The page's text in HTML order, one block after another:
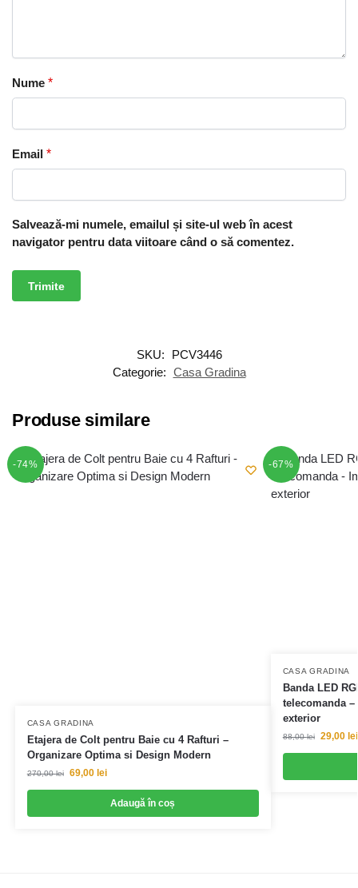
Nume *
Email *
Salvează-mi numele, emailul și site-ul web în acest
navigator pentru data viitoare când o să comentez.
SKU:
PCV3446
Categorie: Casa Gradina
Produse similare
-74%
CASA GRADINA
Etajera de Colt pentru Baie cu 4 Rafturi –
Organizare Optima si Design Modern
270,00lei 69,00 lei
Adaugă în coș
-67%
CASA GRADINA
Banda LED
telecomanda
exterior
88,00lei 29,00 lei